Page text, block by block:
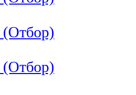
(Отбор)
(Отбор)